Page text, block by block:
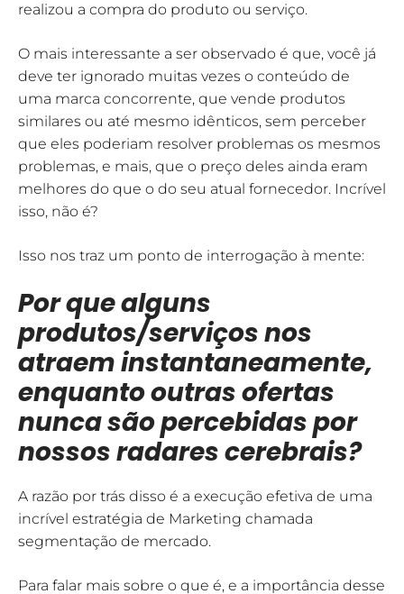
realizou a compra do produto ou serviço.
O mais interessante a ser observado é que, você já
deve ter ignorado muitas vezes o conteúdo de
uma marca concorrente, que vende produtos
similares ou até mesmo idênticos, sem perceber
que eles poderiam resolver problemas os mesmos
problemas, e mais, que o preço deles ainda eram
melhores do que o do seu atual fornecedor. Incrível
isso, não é?
Isso nos traz um ponto de interrogação à mente:
Por que alguns
produtos/serviços nos
atraem instantaneamente,
enquanto outras ofertas
nunca são percebidas por
nossos radares cerebrais?
A razão por trás disso é a execução efetiva de uma
incrível estratégia de Marketing chamada
segmentação de mercado.
Para falar mais sobre o que é, e a importância desse